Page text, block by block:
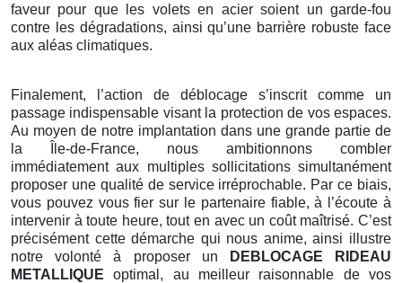
faveur pour que les volets en acier soient un garde-fou
contre les dégradations, ainsi qu’une barrière robuste face
aux aléas climatiques.
Finalement, l’action de déblocage s’inscrit comme un
passage indispensable visant la protection de vos espaces.
Au moyen de notre implantation dans une grande partie de
la Île-de-France, nous ambitionnons combler
immédiatement aux multiples sollicitations simultanément
proposer une qualité de service irréprochable. Par ce biais,
vous pouvez vous fier sur le partenaire fiable, à l’écoute à
intervenir à toute heure, tout en avec un coût maîtrisé. C’est
précisément cette démarche qui nous anime, ainsi illustre
notre volonté à proposer un
DEBLOCAGE RIDEAU
METALLIQUE optimal, au meilleur raisonnable de vos